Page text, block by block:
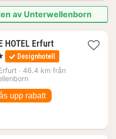
av Unterwellenborn
HOTEL Erfurt1
natt
från
1208
Designhotell
· 46.4 km från
upp rabatt